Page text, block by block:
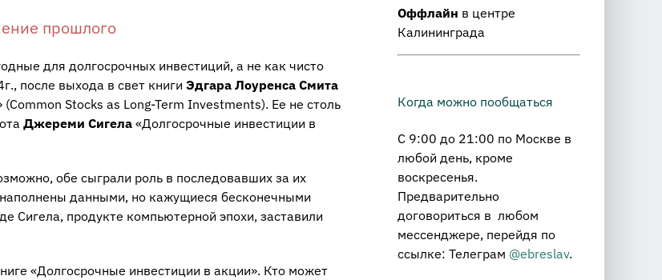
прошлого
для долгосрочных инвестиций, а не как чисто
после выхода в свет книги Эдгара Лоуренса Смита
Stocks as Long-Term Investments). Ее не столь
Джереми Сигела «Долгосрочные инвестиции в
обе сыграли роль в последовавших за их
данными, но кажущиеся бесконечными
Сигела, продукте компьютерной эпохи, заставили
«Долгосрочные инвестиции в акции». Кто может
Оффлайн в центре
Калининграда
Когда можно пообщаться
С 9:00 до 21:00 по Москве в
любой день, кроме
воскресенья.
Предварительно
договориться в любом
мессенджере, перейдя по
ссылке: Телеграм @ebreslav.